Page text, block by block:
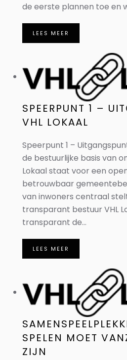
de eerste plannen toe en
LEES MEER
SPEERPUNT 1 –
VHL LOKAAL
Speerpunt 1 –
de bestuurlijke basis van
Lokaal staat voor een
betrouwbaar
van inwoners centraal
transparant bestuur VHL
transparant de...
LEES MEER
SPELEN MOET
ZIJN